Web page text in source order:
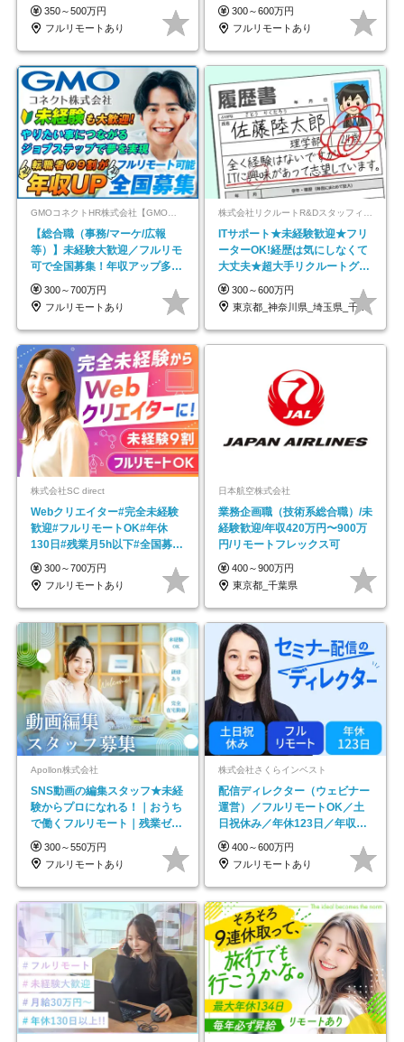
以上
350～500万円
フルリモートあり
在宅勤務手当あり
300～600万円
フルリモートあり
GMOコネクトHR株式会社【GMOインターネットグループ】
【総合職（事務/マーケ/広報
等）】未経験大歓迎／フルリモ
可で全国募集！年収アップ多数
★年休最大130日★
300～700万円
フルリモートあり
ITサポート★未経験歓迎★フリ
ーターOK!経歴は気にしなくて
大丈夫★超大手リクルートグル
ープの正社員/sg
300～600万円
東京都_神奈川県_埼玉県_千葉県_大阪府…
株式会社SC direct
Webクリエイター#完全未経験
歓迎#フルリモートOK#年休
130日#残業月5h以下#全国募集
#最大1年の研修
300～700万円
フルリモートあり
日本航空株式会社
業務企画職（技術系総合職）/未
経験歓迎/年収420万円〜900万
円/リモートフレックス可
400～900万円
東京都_千葉県
Apollon株式会社
SNS動画の編集スタッフ★未経
験からプロになれる！｜おうち
で働くフルリモート｜残業ゼロ
で18時退勤◎
300～550万円
フルリモートあり
株式会社さくらインベスト
配信ディレクター（ウェビナー
運営）／フルリモートOK／土
日祝休み／年休123日／年収
600万円可
400～600万円
フルリモートあり